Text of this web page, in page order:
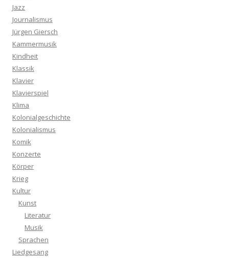
Jazz
Journalismus
Jürgen Giersch
Kammermusik
Kindheit
Klassik
Klavier
Klavierspiel
Klima
Kolonialgeschichte
Kolonialismus
Komik
Konzerte
Körper
Krieg
Kultur
Kunst
Literatur
Musik
Sprachen
Liedgesang